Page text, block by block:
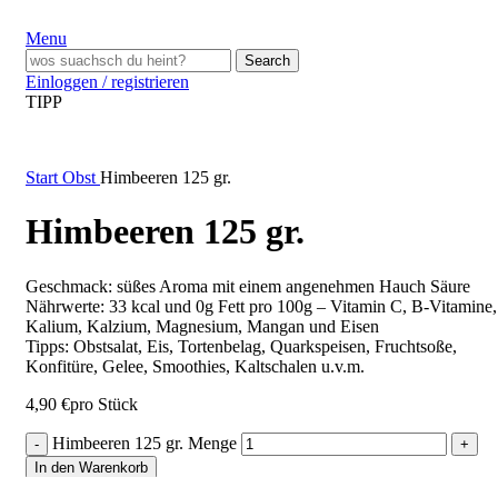
Menu
Search
Einloggen / registrieren
TIPP
Start Obst Himbeeren 125 gr.
Himbeeren 125 gr.
Geschmack: süßes Aroma mit einem angenehmen Hauch Säure
Nährwerte: 33 kcal und 0g Fett pro 100g – Vitamin C, B-Vitamine,
Kalium, Kalzium, Magnesium, Mangan und Eisen
Tipps: Obstsalat, Eis, Tortenbelag, Quarkspeisen, Fruchtsoße,
Konfitüre, Gelee, Smoothies, Kaltschalen u.v.m.
4,90 €pro Stück
Himbeeren 125 gr. Menge
In den Warenkorb